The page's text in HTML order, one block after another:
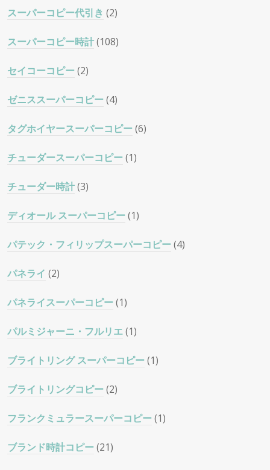
スーパーコピー代引き (2)
スーパーコピー時計(108)
セイコーコピー(2)
ゼニススーパーコピー(4)
タグホイヤースーパーコピー(6)
チューダースーパーコピー(1)
チューダー時計(3)
ディオール スーパーコピー(1)
パテック・フィリップスーパーコピー(4)
パネライ (2)
パネライスーパーコピー(1)
パルミジャーニ・フルリエ(1)
ブライトリング スーパーコピー(1)
ブライトリングコピー(2)
フランクミュラースーパーコピー(1)
ブランド時計コピー(21)